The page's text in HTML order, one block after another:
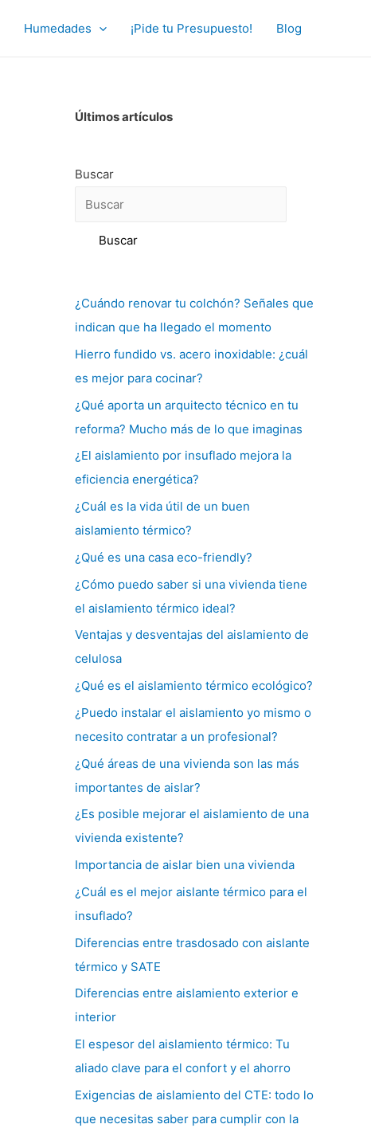
Humedades ¡Pide tu Presupuesto! Blog
Últimos artículos
Buscar
Buscar
¿Cuándo renovar tu colchón? Señales que
indican que ha llegado el momento
Hierro fundido vs. acero inoxidable: ¿cuál
es mejor para cocinar?
¿Qué aporta un arquitecto técnico en tu
reforma? Mucho más de lo que imaginas
¿El aislamiento por insuflado mejora la
eficiencia energética?
¿Cuál es la vida útil de un buen
aislamiento térmico?
¿Qué es una casa eco-friendly?
¿Cómo puedo saber si una vivienda tiene
el aislamiento térmico ideal?
Ventajas y desventajas del aislamiento de
celulosa
¿Qué es el aislamiento térmico ecológico?
¿Puedo instalar el aislamiento yo mismo o
necesito contratar a un profesional?
¿Qué áreas de una vivienda son las más
importantes de aislar?
¿Es posible mejorar el aislamiento de una
vivienda existente?
Importancia de aislar bien una vivienda
¿Cuál es el mejor aislante térmico para el
insuflado?
Diferencias entre trasdosado con aislante
térmico y SATE
Diferencias entre aislamiento exterior e
interior
El espesor del aislamiento térmico: Tu
aliado clave para el confort y el ahorro
Exigencias de aislamiento del CTE: todo lo
que necesitas saber para cumplir con la